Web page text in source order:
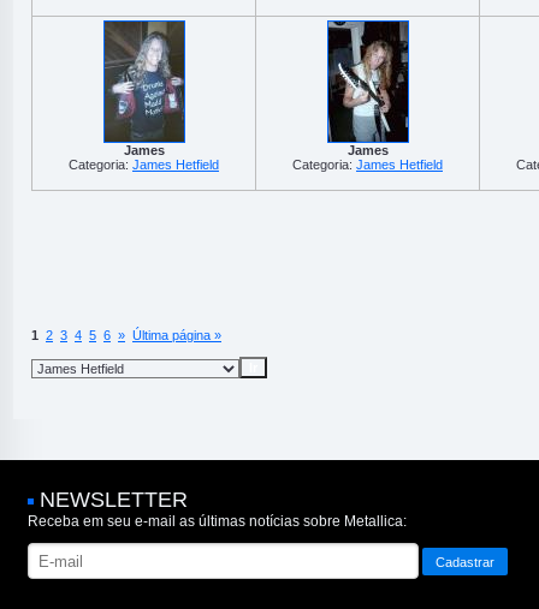
James
Categoria: James Hetfield
James
Categoria: James Hetfield
1 2 3 4 5 6 » Última página »
NEWSLETTER
Receba em seu e-mail as últimas notícias sobre Metallica: